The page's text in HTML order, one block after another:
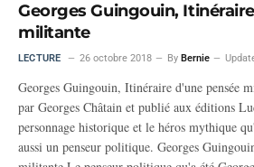
Georges Guingouin,
militante
LECTURE 26 octobre 2018 By Bernie
Georges Guingouin, Itinéraire d'une pensée
par Georges Châtain et publié aux éditions
personnage historique et le héros mythique
aussi un penseur politique. Georges